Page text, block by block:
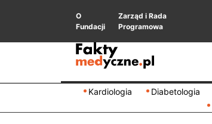
O
Fundacji
Zarząd i Rada
Programowa
Kardiologia Diabetologia